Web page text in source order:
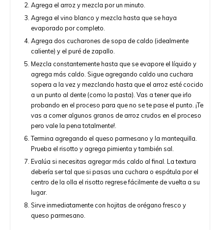
Agrega el arroz y mezcla por un minuto.
Agrega el vino blanco y mezcla hasta que se haya
evaporado por completo.
Agrega dos cucharones de sopa de caldo (idealmente
caliente) y el puré de zapallo.
Mezcla constantemente hasta que se evapore el líquido y
agrega más caldo. Sigue agregando caldo una cuchara
sopera a la vez y mezclando hasta que el arroz esté cocido
a un punto al dente (como la pasta). Vas a tener que irlo
probando en el proceso para que no se te pase el punto. ¡Te
vas a comer algunos granos de arroz crudos en el proceso
pero vale la pena totalmente!.
Termina agregando el queso parmesano y la mantequilla.
Prueba el risotto y agrega pimienta y también sal.
Evalúa si necesitas agregar más caldo al final. La textura
debería ser tal que si pasas una cuchara o espátula por el
centro de la olla el risotto regrese fácilmente de vuelta a su
lugar.
Sirve inmediatamente con hojitas de orégano fresco y
queso parmesano.